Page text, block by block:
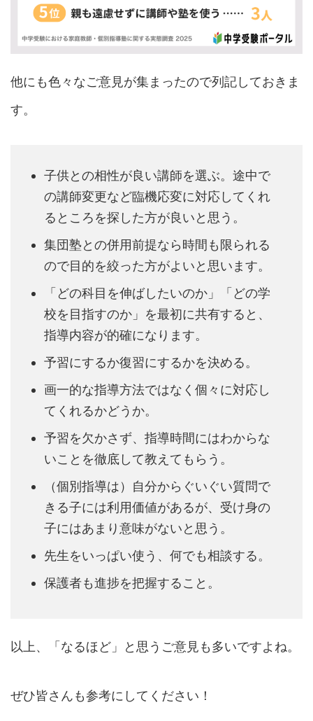
他にも色々なご意見が集まったので列記しておきま
す。
子供との相性が良い講師を選ぶ。途中で
の講師変更など臨機応変に対応してくれ
るところを探した方が良いと思う。
集団塾との併用前提なら時間も限られる
ので目的を絞った方がよいと思います。
「どの科目を伸ばしたいのか」「どの学
校を目指すのか」を最初に共有すると、
指導内容が的確になります。
予習にするか復習にするかを決める。
画一的な指導方法ではなく個々に対応し
てくれるかどうか。
予習を欠かさず、指導時間にはわからな
いことを徹底して教えてもらう。
（個別指導は）自分からぐいぐい質問で
きる子には利用価値があるが、受け身の
子にはあまり意味がないと思う。
先生をいっぱい使う、何でも相談する。
保護者も進捗を把握すること。
以上、「なるほど」と思うご意見も多いですよね。
ぜひ皆さんも参考にしてください！